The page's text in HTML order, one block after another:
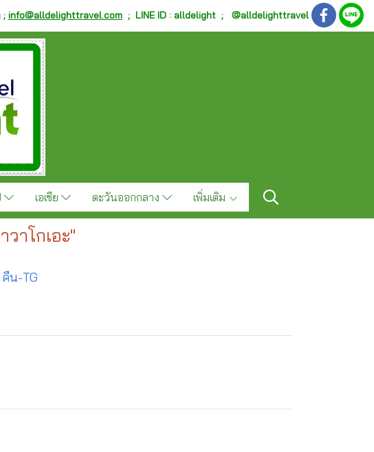
; info@alldelighttravel.com ; LINE ID : alldelight ; @alldelighttravel
เอเชีย ตะวันออกกลาง เพิ่มเติม
าโกเอะ"
คืน-TG